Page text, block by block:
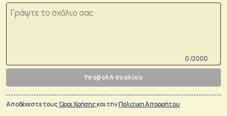
0 /2000
Υποβολή σχολίου
Αποδέχεστε τουςΌροι Χρήσηςκαι τηνΠολιτικη Απορρήτου